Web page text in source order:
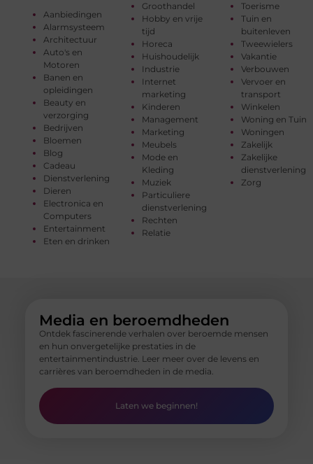
Aanbiedingen
Alarmsysteem
Architectuur
Auto's en
Motoren
Banen en
opleidingen
Beauty en
verzorging
Bedrijven
Bloemen
Blog
Cadeau
Dienstverlening
Dieren
Electronica en
Computers
Entertainment
Eten en drinken
Groothandel
Hobby en vrije
tijd
Horeca
Huishoudelijk
Industrie
Internet
marketing
Kinderen
Management
Marketing
Meubels
Mode en
Kleding
Muziek
Particuliere
dienstverlening
Rechten
Relatie
Toerisme
Tuin en
buitenleven
Tweewielers
Vakantie
Verbouwen
Vervoer en
transport
Winkelen
Woning en Tuin
Woningen
Zakelijk
Zakelijke
dienstverlening
Zorg
Media en beroemdheden
Ontdek fascinerende verhalen over beroemde mensen
en hun onvergetelijke prestaties in de
entertainmentindustrie. Leer meer over de levens en
carrières van beroemdheden in de media.
Laten we beginnen!